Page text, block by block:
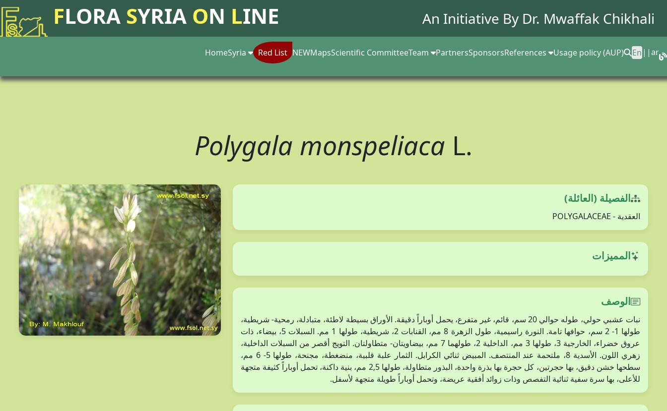
FLORA SYRIA ON LINE An Initiative By Dr. Mwaffak Chikhali
HomeSyria Red List NEWMapsScientific CommitteeTeam PartnersSponsorsReferences Usage policy (AUP) En ||ar
Polygala monspeliaca L.
الفصيلة (العائلة)
العقدية - POLYGALACEAE
المميزات
الوصف
نبات عشبي حولي، طوله حوالي 20 سم، قائم، غير متفرع، يحمل أوباراً دقيقة. الأوراق بسيطة لاطئة، متبادلة، رمحية- شريطية،
طولها 1- 2 سم، حوافها تامة. النورة راسيمية، طول الزهرة 8 مم، القنابات 2، شريطية، طولها 1 مم. السبلات 5، بيضاء، ذات
عروق خضراء، الخارجية 3، طولها 3 مم، الداخلية 2، طولهما 7 مم، بيضاويتان- متطاولتان. التويج أقصر من السبلات الداخلية،
زهري اللون. الأسدية 8، ملتحمة عند المنتصف. المبيض ثنائي الكرابل. الثمار علبة قلبية، منضغطة، مجنحة، طولها 5- 6 مم،
سطحها خشن دقيق، بها حجرتين، كل حجرة بها بذرة واحدة، البذور متطاولة، طولها 2,5 مم، بنية داكنة، تحمل أوباراً كثيفة متجهة
للأعلى، بها سرة سفية ثنائية التفصص وذات زوائد أفقية عريضة، وتحمل أوباراً طويلة متجهة لأسفل.